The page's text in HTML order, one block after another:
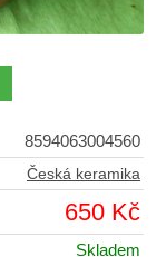
8594063004560
Česká keramika
650 Kč
Skladem